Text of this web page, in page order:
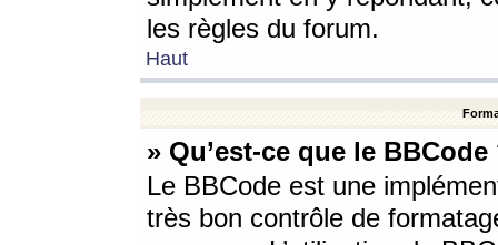
les règles du forum.
Haut
» Qu’est-ce que le BBCode
Le BBCode est une
très bon contrôle de